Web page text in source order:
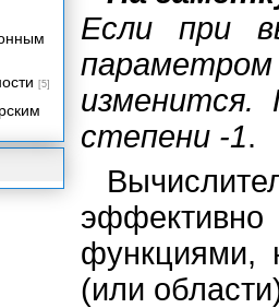
Если при
степени -1.
эффективно
функциями,
(или
[5]